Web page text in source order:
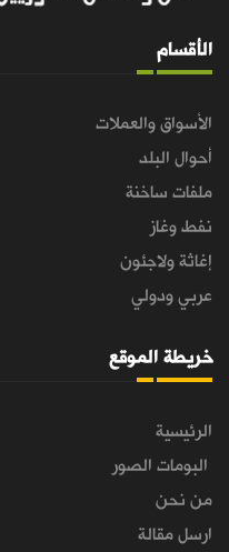
الأقسام
الأسواق والعملات
أحوال البلد
ملفات ساخنة
نفط وغاز
إغاثة ولاجئون
عربي ودولي
خريطة الموقع
الرئيسية
البومات الصور
من نحن
ارسل مقالة